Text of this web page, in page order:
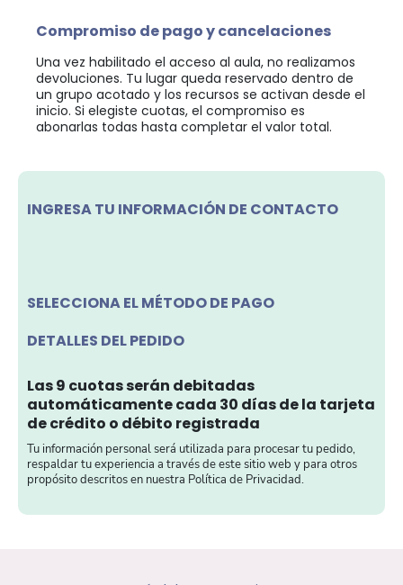
Compromiso de pago y cancelaciones
Una vez habilitado el acceso al aula, no realizamos
devoluciones. Tu lugar queda reservado dentro de
un grupo acotado y los recursos se activan desde el
inicio. Si elegiste cuotas, el compromiso es
abonarlas todas hasta completar el valor total.
INGRESA TU INFORMACIÓN DE CONTACTO
SELECCIONA EL MÉTODO DE PAGO
DETALLES DEL PEDIDO
Las 9 cuotas serán debitadas
automáticamente cada 30 días de la tarjeta
de crédito o débito registrada
Tu información personal será utilizada para procesar tu pedido,
respaldar tu experiencia a través de este sitio web y para otros
propósito descritos en nuestra Política de Privacidad.